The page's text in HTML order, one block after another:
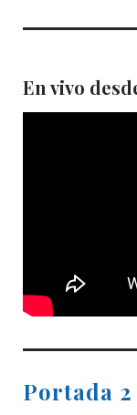
En vivo
Portada 2